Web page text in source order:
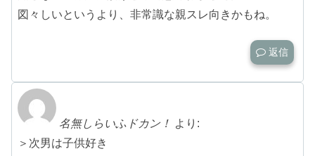
図々しいというより、非常識な親スレ向きかもね。
返信
名無しらいふドカン！ より:
＞次男は子供好き